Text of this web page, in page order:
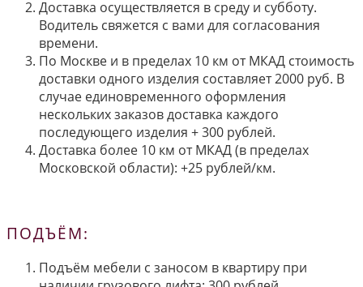
Доставка осуществляется в среду и субботу.
Водитель свяжется с вами для согласования
времени.
По Москве и в пределах 10 км от МКАД стоимость
доставки одного изделия составляет 2000 руб. В
случае единовременного оформления
нескольких заказов доставка каждого
последующего изделия + 300 рублей.
Доставка более 10 км от МКАД (в пределах
Московской области): +25 рублей/км.
ПОДЪЁМ:
Подъём мебели с заносом в квартиру при